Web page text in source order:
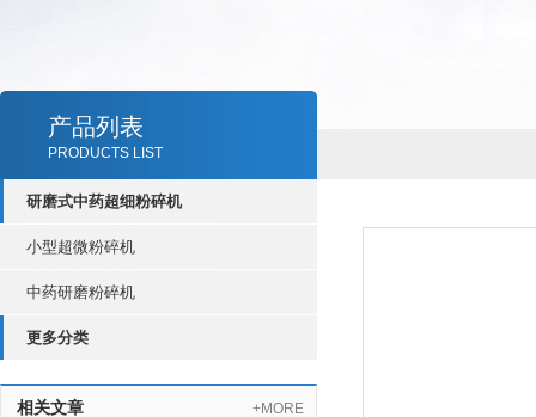
产品列表
PRODUCTS LIST
研磨式中药超细粉碎机
小型超微粉碎机
中药研磨粉碎机
更多分类
相关文章 +MORE